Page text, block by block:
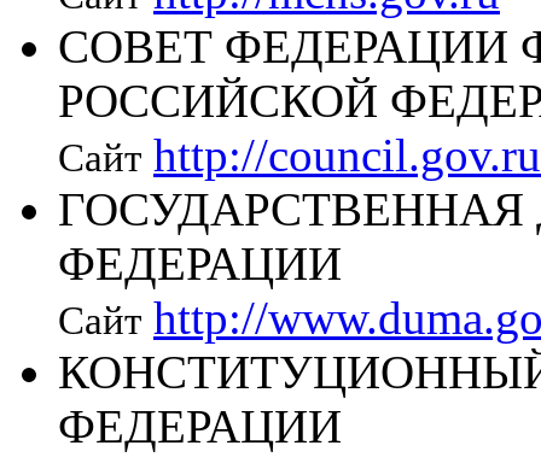
СОВЕТ ФЕДЕРАЦИИ
РОССИЙСКОЙ
Сайт http://council.gov.ru
ФЕДЕРАЦИИ
Сайт http://
ФЕДЕРАЦИИ